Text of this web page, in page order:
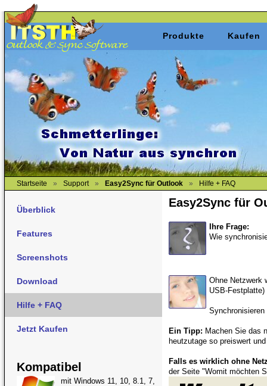
Startseite » Support » Easy2Sync für Outlook » Hilfe + FAQ
Überblick
Features
Screenshots
Download
Hilfe + FAQ
Jetzt Kaufen
Kompatibel
mit Windows 11, 10, 8.1, 7,
Easy2Sync für
Ihre Frage:
Wie
Ohne Netzwerk
USB-
Ein Tipp: Machen Sie das
heutzutage so preiswert
Falls es wirklich ohne
der Seite "Womit möchten
Produkte Kaufen